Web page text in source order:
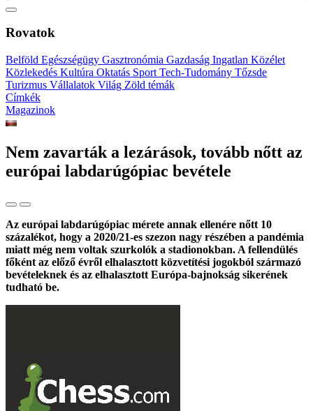
Rovatok
Belföld Egészségügy Gasztronómia Gazdaság Ingatlan Közélet
Közlekedés Kultúra Oktatás Sport Tech-Tudomány Tőzsde
Turizmus Vállalatok Világ Zöld témák
Címkék
Magazinok
Nem zavarták a lezárások, tovább nőtt az
európai labdarúgópiac bevétele
Az európai labdarúgópiac mérete annak ellenére nőtt 10
százalékot, hogy a 2020/21-es szezon nagy részében a pandémia
miatt még nem voltak szurkolók a stadionokban. A fellendülés
főként az előző évről elhalasztott közvetítési jogokból származó
bevételeknek és az elhalasztott Európa-bajnokság sikerének
tudható be.